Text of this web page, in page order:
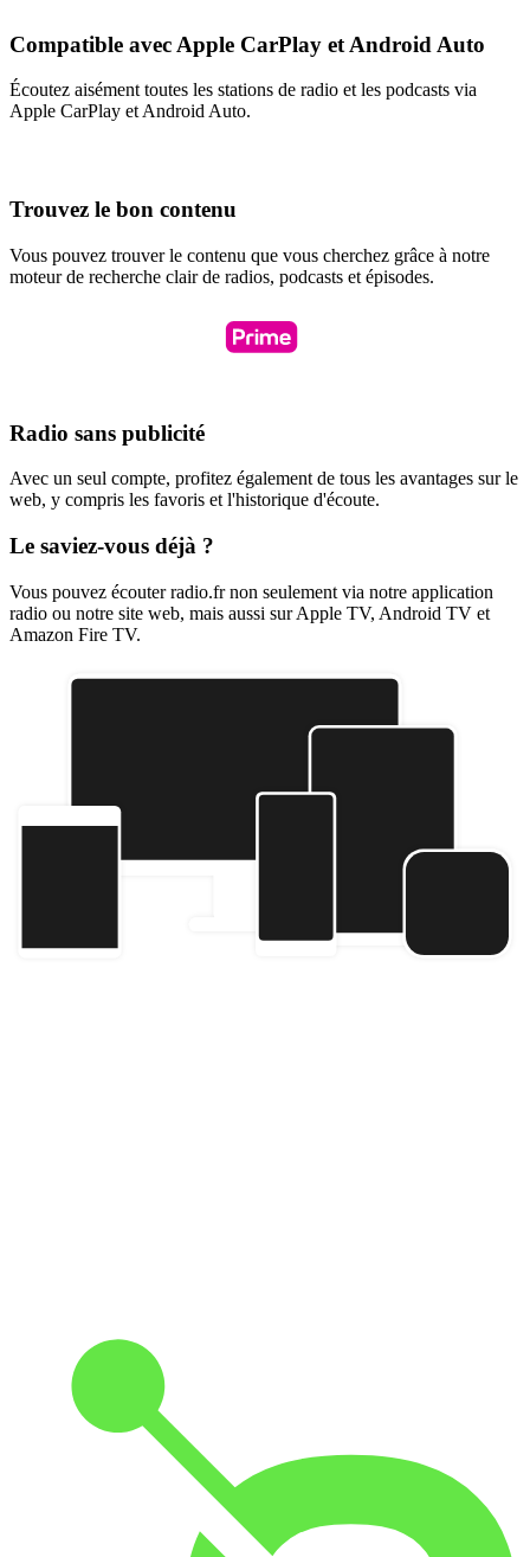
Compatible avec Apple CarPlay et Android Auto
Écoutez aisément toutes les stations de radio et les podcasts via
Apple CarPlay et Android Auto.
Trouvez le bon contenu
Vous pouvez trouver le contenu que vous cherchez grâce à notre
moteur de recherche clair de radios, podcasts et épisodes.
Radio sans publicité
Avec un seul compte, profitez également de tous les avantages sur le
web, y compris les favoris et l'historique d'écoute.
Le saviez-vous déjà ?
Vous pouvez écouter radio.fr non seulement via notre application
radio ou notre site web, mais aussi sur Apple TV, Android TV et
Amazon Fire TV.